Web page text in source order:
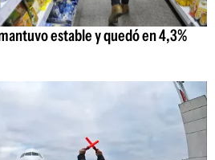
estable y quedó en 4,3%